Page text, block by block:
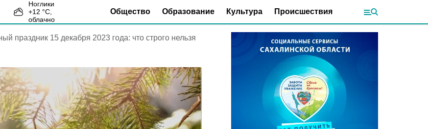
Ноглики
+12 °С,
облачно
Общество Образование Культура Происшествия
праздник 15 декабря 2023 года: что строго нельзя